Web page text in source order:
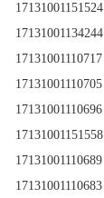
17131001151524
17131001134244
17131001110717
17131001110705
17131001110696
17131001151558
17131001110689
17131001110683